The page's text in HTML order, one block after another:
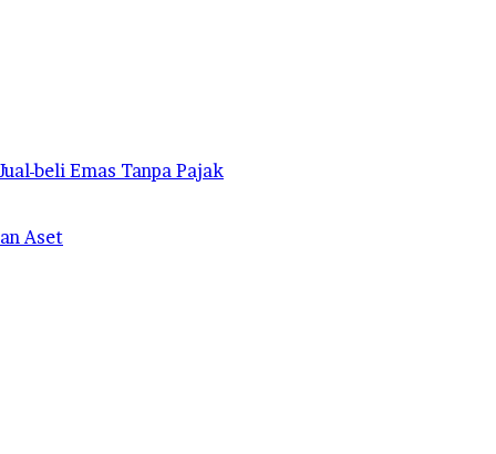
beli Emas Tanpa Pajak
Aset